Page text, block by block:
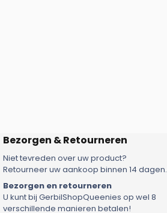
Bezorgen & Retourneren
Niet tevreden over uw product?
Retourneer uw aankoop binnen 14 dagen.
Bezorgen en retourneren
U kunt bij GerbilShopQueenies op wel 8
verschillende manieren betalen!